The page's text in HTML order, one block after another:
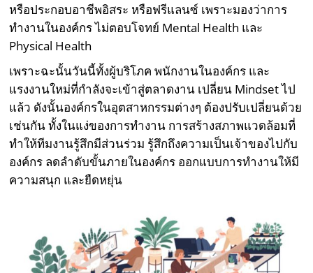
หรือประกอบอาชีพอิสระ หรือฟรีแลนซ์ เพราะมองว่าการ
ทำงานในองค์กร ไม่ตอบโจทย์ Mental Health และ
Physical Health
เพราะฉะนั้นวันนี้ทั้งผู้บริโภค พนักงานในองค์กร และ
แรงงานใหม่ที่กำลังจะเข้าสู่ตลาดงาน เปลี่ยน Mindset ไป
แล้ว ดังนั้นองค์กรในอุตสาหกรรมต่างๆ ต้องปรับเปลี่ยนด้วย
เช่นกัน ทั้งในแง่ของการทำงาน การสร้างสภาพแวดล้อมที่
ทำให้ทีมงานรู้สึกมีส่วนร่วม รู้สึกถึงความเป็นเจ้าของไปกับ
องค์กร ลดลำดับขั้นภายในองค์กร ออกแบบการทำงานให้มี
ความสนุก และยืดหยุ่น